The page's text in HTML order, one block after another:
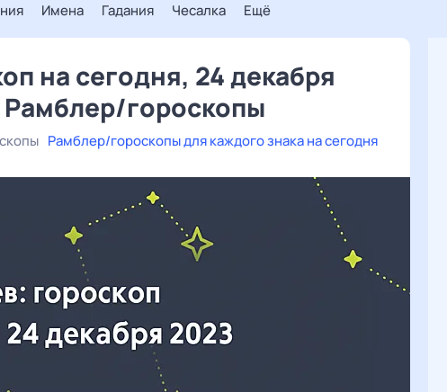
Имена Гадания Чесалка Ещё
на сегодня, 24 декабря
Рамблер/гороскопы
Рамблер/гороскопы для каждого знака на сегодня